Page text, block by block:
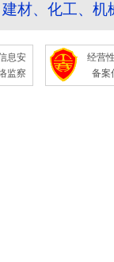
材、化工、
息安
监察
经营
备案